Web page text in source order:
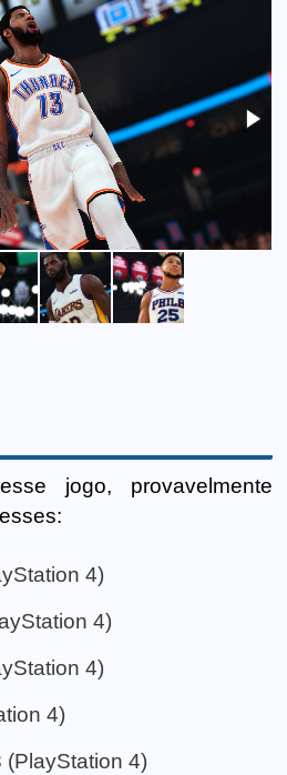
jogo, provavelmente
4)
4)
4)
4)
(PlayStation 4)